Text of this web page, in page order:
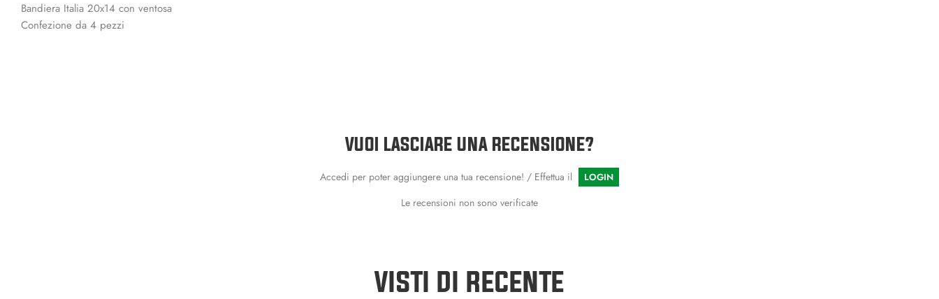
Bandiera Italia 20x14 con ventosa
Confezione da 4 pezzi
VUOI LASCIARE UNA RECENSIONE?
Accedi per poter aggiungere una tua recensione! / Effettua il LOGIN
Le recensioni non sono verificate
VISTI DI RECENTE